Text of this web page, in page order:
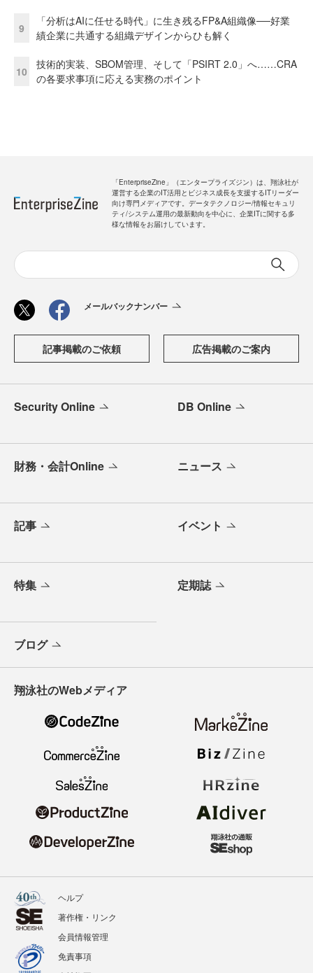
9
「分析はAIに任せる時代」に生き残るFP&A組織像──好業
績企業に共通する組織デザインからひも解く
10
技術的実装、SBOM管理、そして「PSIRT 2.0」へ……CRA
の各要求事項に応える実務のポイント
「EnterpriseZine」（エンタープライズジン）は、翔泳社が
運営する企業のIT活用とビジネス成長を支援するITリーダー
向け専門メディアです。データテクノロジー/情報セキュリ
ティ/システム運用の最新動向を中心に、企業ITに関する多
様な情報をお届けしています。
メールバックナンバー
記事掲載のご依頼 広告掲載のご案内
Security Online DB Online
財務・会計Online ニュース
記事 イベント
特集 定期誌
ブログ
翔泳社のWebメディア
ヘルプ
著作権・リンク
会員情報管理
免責事項